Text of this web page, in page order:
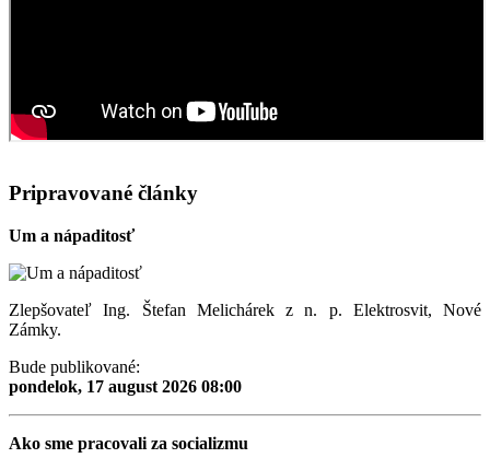
Pripravované články
Um a nápaditosť
Zlepšovateľ Ing. Štefan Melichárek z n. p. Elektrosvit, Nové
Zámky.
Bude publikované:
pondelok, 17 august 2026 08:00
Ako sme pracovali za socializmu